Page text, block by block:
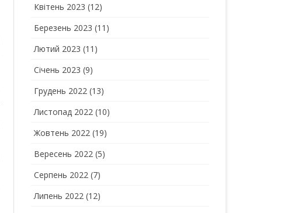
Квітень 2023 (12)
Березень 2023 (11)
Лютий 2023 (11)
Січень 2023 (9)
Грудень 2022 (13)
Листопад 2022 (10)
Жовтень 2022 (19)
Вересень 2022 (5)
Серпень 2022 (7)
Липень 2022 (12)